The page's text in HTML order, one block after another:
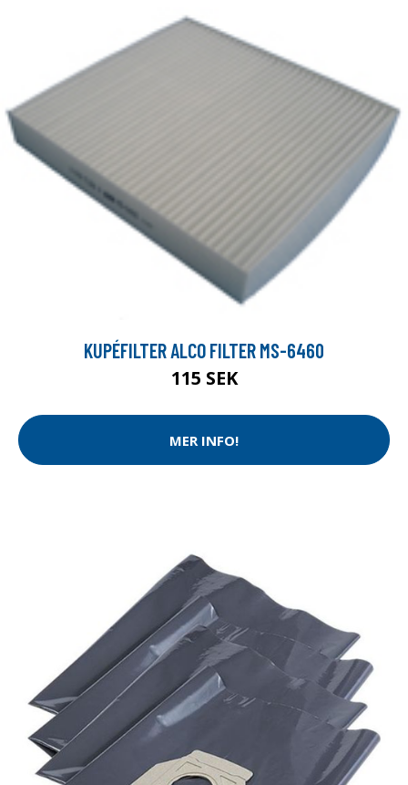
KUPÉFILTER ALCO FILTER MS-6460
115 SEK
MER INFO!